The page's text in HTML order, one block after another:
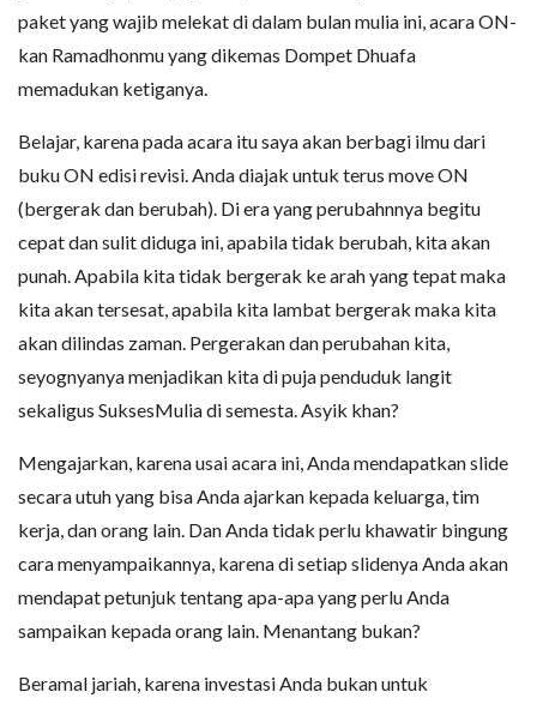
paket yang wajib melekat di dalam bulan mulia ini, acara ON-
kan Ramadhonmu yang dikemas Dompet Dhuafa
memadukan ketiganya.
Belajar, karena pada acara itu saya akan berbagi ilmu dari
buku ON edisi revisi. Anda diajak untuk terus move ON
(bergerak dan berubah). Di era yang perubahnnya begitu
cepat dan sulit diduga ini, apabila tidak berubah, kita akan
punah. Apabila kita tidak bergerak ke arah yang tepat maka
kita akan tersesat, apabila kita lambat bergerak maka kita
akan dilindas zaman. Pergerakan dan perubahan kita,
seyognyanya menjadikan kita di puja penduduk langit
sekaligus SuksesMulia di semesta. Asyik khan?
Mengajarkan, karena usai acara ini, Anda mendapatkan slide
secara utuh yang bisa Anda ajarkan kepada keluarga, tim
kerja, dan orang lain. Dan Anda tidak perlu khawatir bingung
cara menyampaikannya, karena di setiap slidenya Anda akan
mendapat petunjuk tentang apa-apa yang perlu Anda
sampaikan kepada orang lain. Menantang bukan?
Beramal jariah, karena investasi Anda bukan untuk